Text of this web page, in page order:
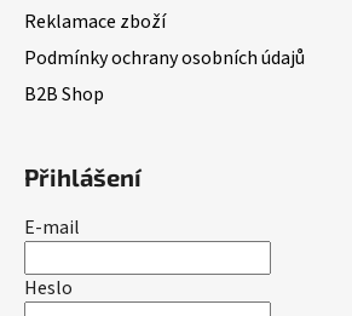
Reklamace zboží
Podmínky ochrany osobních údajů
B2B Shop
Přihlášení
E-mail
Heslo